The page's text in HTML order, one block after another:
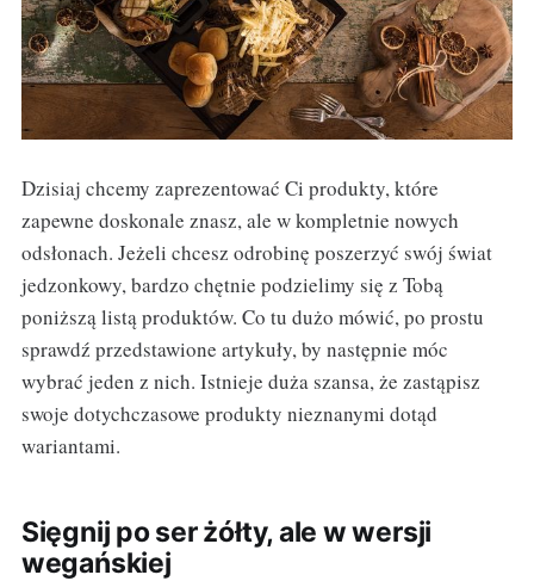
Dzisiaj chcemy zaprezentować Ci produkty, które
zapewne doskonale znasz, ale w kompletnie nowych
odsłonach. Jeżeli chcesz odrobinę poszerzyć swój świat
jedzonkowy, bardzo chętnie podzielimy się z Tobą
poniższą listą produktów. Co tu dużo mówić, po prostu
sprawdź przedstawione artykuły, by następnie móc
wybrać jeden z nich. Istnieje duża szansa, że zastąpisz
swoje dotychczasowe produkty nieznanymi dotąd
wariantami.
Sięgnij po ser żółty, ale w wersji
wegańskiej